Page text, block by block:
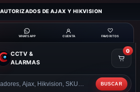
DE AJAX Y HIKVISION
WHATSAPP CUENTA
♡
FAVORITOS
CCTV &
ALARMAS
BUSCAR
0